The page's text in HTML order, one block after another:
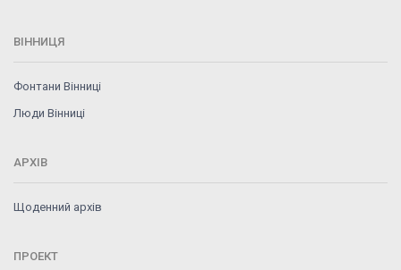
ВІННИЦЯ
Фонтани Вінниці
Люди Вінниці
АРХІВ
Щоденний архів
ПРОЕКТ